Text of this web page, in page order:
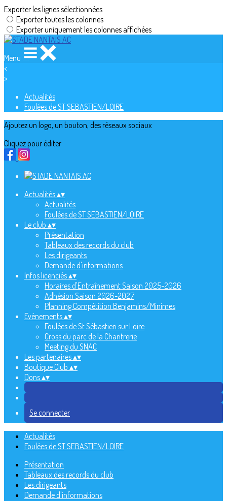
Exporter les lignes sélectionnées
Exporter toutes les colonnes
Exporter uniquement les colonnes affichées
Menu
<
>
Actualités
Foulées de ST SEBASTIEN/LOIRE
Ajoutez un logo, un bouton, des réseaux sociaux
Cliquez pour éditer
Actualités▴▾
Actualités
Foulées de ST SEBASTIEN/LOIRE
Le club ▴▾
Présentation
Tableaux des records du club
Les dirigeants
Demande d'informations
Infos licenciés▴▾
Horaires d'Entraînement Saison 2025-2026
Adhésion Saison 2026-2027
Planning Compétition Benjamins/Minimes
Evènements▴▾
Foulées de St Sébastien sur Loire
Cross du parc de la Chantrerie
Meeting du SNAC
Les partenaires▴▾
Boutique Club ▴▾
Dons▴▾
Se connecter
Actualités
Foulées de ST SEBASTIEN/LOIRE
Présentation
Tableaux des records du club
Les dirigeants
Demande d'informations